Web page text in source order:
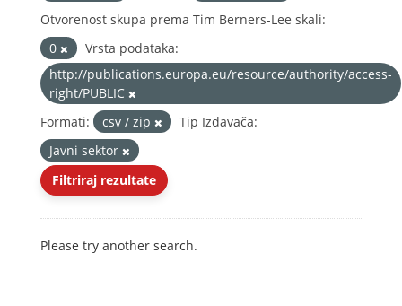
Otvorenost skupa prema Tim Berners-Lee skali:
0
Vrsta podataka:
http://publications.europa.eu/resource/authority/access-
right/PUBLIC
Formati:
csv / zip
Tip Izdavača:
Javni sektor
Filtriraj rezultate
Please try another search.